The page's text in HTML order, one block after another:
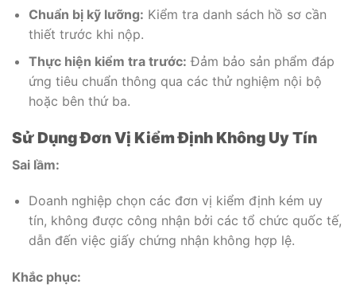
Chuẩn bị kỹ lưỡng: Kiểm tra danh sách hồ sơ cần
thiết trước khi nộp.
Thực hiện kiểm tra trước: Đảm bảo sản phẩm đáp
ứng tiêu chuẩn thông qua các thử nghiệm nội bộ
hoặc bên thứ ba.
Sử Dụng Đơn Vị Kiểm Định Không Uy Tín
Sai lầm:
Doanh nghiệp chọn các đơn vị kiểm định kém uy
tín, không được công nhận bởi các tổ chức quốc tế,
dẫn đến việc giấy chứng nhận không hợp lệ.
Khắc phục: